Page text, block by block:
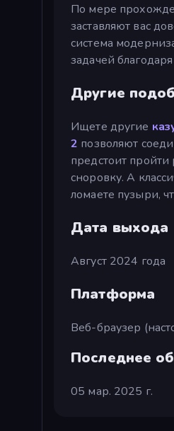
По мере
заставляют вас
система
задачей
Другие
Ищете другие
2 позволяют
предстоит
сноровку. А
ломаете пузыри,
Дата выхода
Август 2024 года
Платформа
Веб-браузер
Последнее
05 мар. 2025 г.